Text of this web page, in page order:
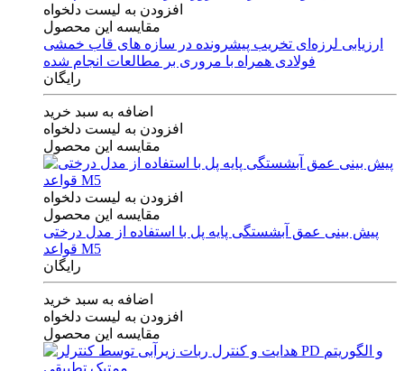
افزودن به لیست دلخواه
مقایسه این محصول
ارزیابی لرزه‌ای تخریب پیشرونده در سازه های قاب خمشی
فولادی همراه با مروری بر مطالعات انجام شده
رایگان
اضافه به سبد خرید
افزودن به لیست دلخواه
مقایسه این محصول
افزودن به لیست دلخواه
مقایسه این محصول
پیش بینی عمق آبشستگی پایه پل با استفاده از مدل درختی
قواعد M5
رایگان
اضافه به سبد خرید
افزودن به لیست دلخواه
مقایسه این محصول